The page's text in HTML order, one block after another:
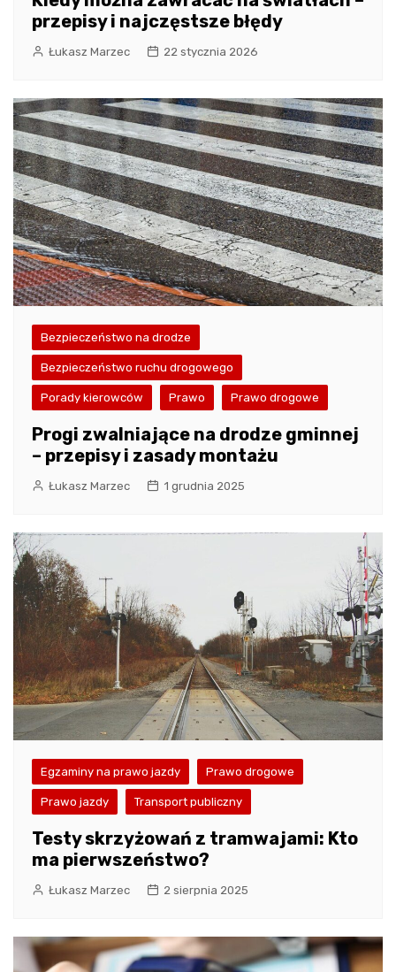
przepisy i najczęstsze błędy
Łukasz Marzec 22 stycznia 2026
Bezpieczeństwo na drodze
Bezpieczeństwo ruchu drogowego
Porady kierowców Prawo Prawo drogowe
Progi zwalniające na drodze gminnej
– przepisy i zasady montażu
Łukasz Marzec 1 grudnia 2025
Egzaminy na prawo jazdy Prawo drogowe
Prawo jazdy Transport publiczny
Testy skrzyżowań z tramwajami: Kto
ma pierwszeństwo?
Łukasz Marzec 2 sierpnia 2025